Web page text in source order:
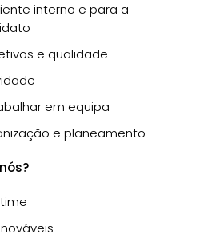
interno e para a
e qualidade
em equipa
e planeamento